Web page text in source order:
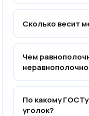
Сколько весит
Чем
По какому
уголок?